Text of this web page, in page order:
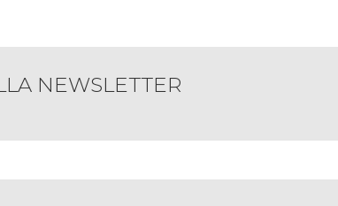
NEWSLETTER